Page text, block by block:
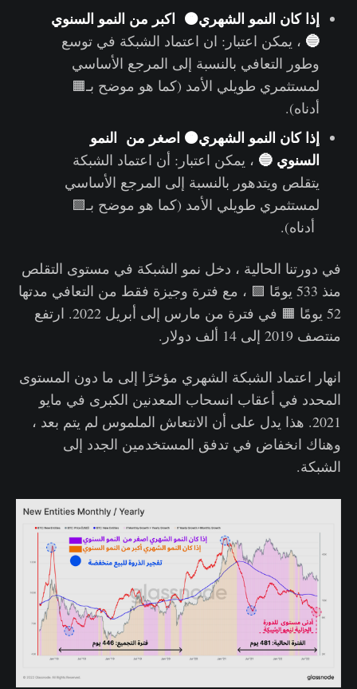
إذا كان النمو الشهري🟠 اكبر من النمو السنوي
🔵 ، يمكن اعتبار: ان اعتماد الشبكة في توسع
وطور التعافي بالنسبة إلى المرجع الأساسي
لمستثمري طويلي الأمد (كما هو موضح بـ🟧
أدناه).
إذا كان النمو الشهري🟠 اصغر من النمو
السنوي 🔵 ، يمكن اعتبار: أن اعتماد الشبكة
يتقلص ويتدهور بالنسبة إلى المرجع الأساسي
لمستثمري طويلي الأمد (كما هو موضح بـ🟪
أدناه).
في دورتنا الحالية ، دخل نمو الشبكة في مستوى التقلص
منذ 533 يومًا 🟪 ، مع فترة وجيزة فقط من التعافي مدتها
52 يومًا 🟧 في فترة من مارس إلى أبريل 2022. ارتفع
منتصف 2019 إلى 14 ألف دولار.
انهار اعتماد الشبكة الشهري مؤخرًا إلى ما دون المستوى
المحدد في أعقاب انسحاب المعدنين الكبرى في مايو
2021. هذا يدل على أن الانتعاش الملموس لم يتم بعد ،
وهناك انخفاض في تدفق المستخدمين الجدد إلى
الشبكة.